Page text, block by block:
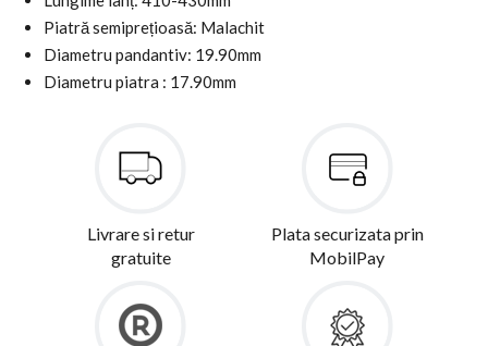
Piatră semiprețioasă: Malachit
Diametru pandantiv: 19.90mm
Diametru piatra : 17.90mm
Livrare si retur
gratuite
Plata securizata prin
MobilPay